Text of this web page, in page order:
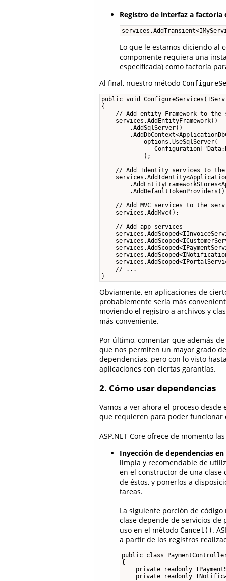
Registro de interfaz a factoría
Lo que le estamos diciendo al
componente requiera una
especificada) como factoría
Al final, nuestro método
public void
{
// Add entity Framework to the
    services.AddEntityFramework()
        .AddSqlServer()
            options.UseSqlServer(
            );
// Add Identity services to
// Add MVC services to the
    services.AddMvc();
    // Add app services
    // ...
}
Obviamente, en aplicaciones de
probablemente sería más
moviendo el registro a archivos y
más conveniente.
Por último, comentar que además
que nos permiten un mayor grado
dependencias, pero con lo visto
aplicaciones con ciertas garantías.
2. Cómo usar dependencias
Vamos a ver ahora el proceso
que requieren para poder funcionar
ASP.NET Core ofrece de momento
Inyección de dependencias
limpia y recomendable de
en el constructor de una clase
de éstos, y ponerlos a
tareas.
La siguiente porción de
clase depende de servicios
uso en el método Cancel().
a partir de los registros
public class
{
private readonly
private readonly